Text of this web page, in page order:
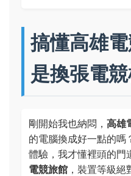
搞懂高雄
是換張電
剛開始我也納悶， 高雄
的電腦換成好一點的嗎
體驗，我才懂裡頭的門
電競旅館 ，裝置等級